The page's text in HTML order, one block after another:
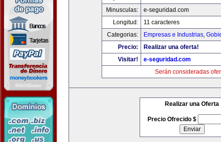
Minusculas:
e-seguridad.com
Longitud:
11 caracteres
Categorias:
Empresas e Industrias,
Precio:
Realizar una oferta!
Visitar!
e-seguridad.com
Serán consideradas
Realizar una Oferta
Precio Ofrecido $